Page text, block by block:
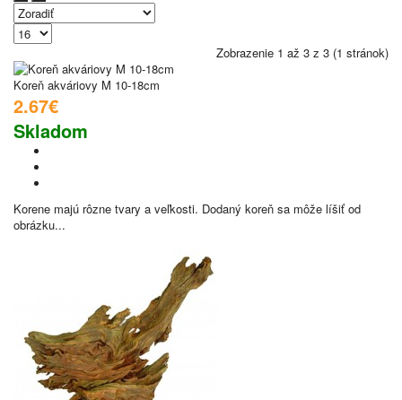
Zobrazenie 1 až 3 z 3 (1 stránok)
Koreň akváriovy M 10-18cm
2.67€
Skladom
Korene majú rôzne tvary a veľkosti. Dodaný koreň sa môže líšiť od
obrázku...